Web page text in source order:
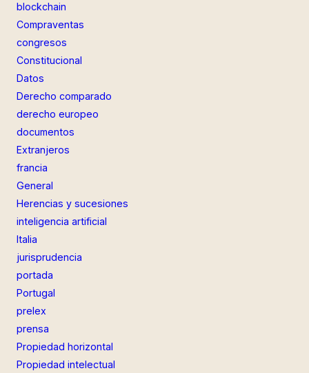
blockchain
Compraventas
congresos
Constitucional
Datos
Derecho comparado
derecho europeo
documentos
Extranjeros
francia
General
Herencias y sucesiones
inteligencia artificial
Italia
jurisprudencia
portada
Portugal
prelex
prensa
Propiedad horizontal
Propiedad intelectual